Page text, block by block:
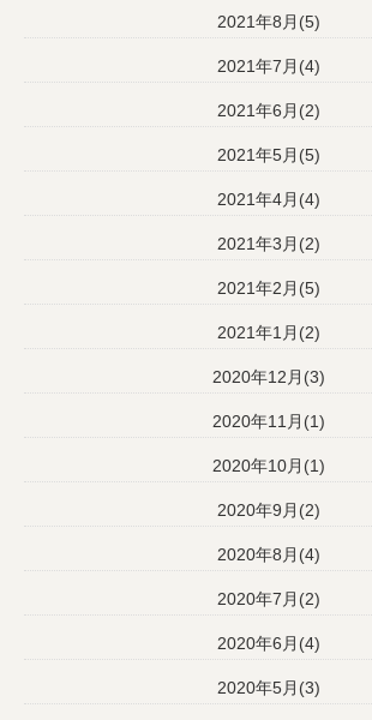
2021年8月(5)
2021年7月(4)
2021年6月(2)
2021年5月(5)
2021年4月(4)
2021年3月(2)
2021年2月(5)
2021年1月(2)
2020年12月(3)
2020年11月(1)
2020年10月(1)
2020年9月(2)
2020年8月(4)
2020年7月(2)
2020年6月(4)
2020年5月(3)